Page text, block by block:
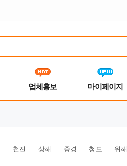
업체홍보 마이페이지
천진 상해 중경 청도 위해